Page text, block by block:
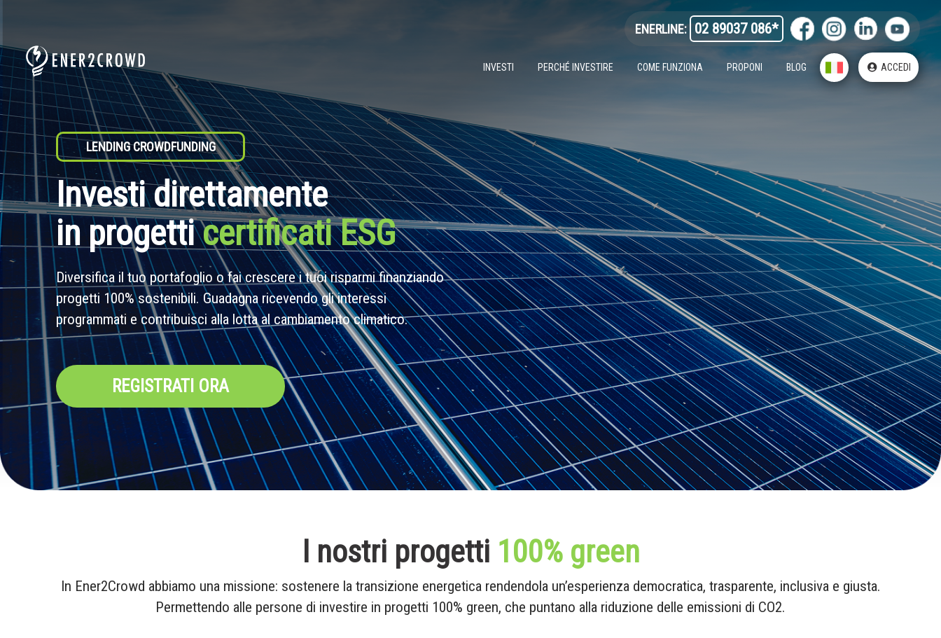
ENERLINE: 02 89037 086*
INVESTI PERCHÉ INVESTIRE COME FUNZIONA PROPONI BLOG ACCEDI
LENDING CROWDFUNDING
Investi direttamente
in progetticertificati ESG
Diversifica il tuo portafoglio o fai crescere i tuoi risparmi finanziando
progetti 100% sostenibili. Guadagna ricevendo gli interessi
programmati e contribuisci alla lotta al cambiamento climatico.
REGISTRATI ORA
I nostri progetti 100% green
In Ener2Crowd abbiamo una missione: sostenere la transizione energetica rendendola un’esperienza democratica, trasparente, inclusiva e giusta.
Permettendo alle persone di investire in progetti 100% green, che puntano alla riduzione delle emissioni di CO2.